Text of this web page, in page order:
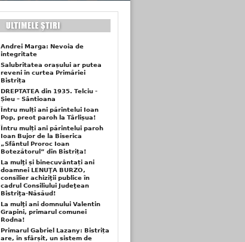
Andrei Marga: Nevoia de
integritate
Salubritatea orașului ar putea
reveni în curtea Primăriei
Bistrița
DREPTATEA din 1935. Telciu -
Șieu – Sântioana
Întru mulți ani părintelui Ioan
Pop, preot paroh la Târlișua!
Întru mulți ani părintelui paroh
Ioan Bujor de la Biserica
„Sfântul Proroc Ioan
Botezătorul” din Bistrița!
La mulţi și binecuvântați ani
doamnei LENUŢA BURZO,
consilier achiziţii publice în
cadrul Consiliului Judeţean
Bistriţa-Năsăud!
La mulţi ani domnului Valentin
Grapini, primarul comunei
Rodna!
Primarul Gabriel Lazany: Bistrița
are, în sfârșit, un sistem de